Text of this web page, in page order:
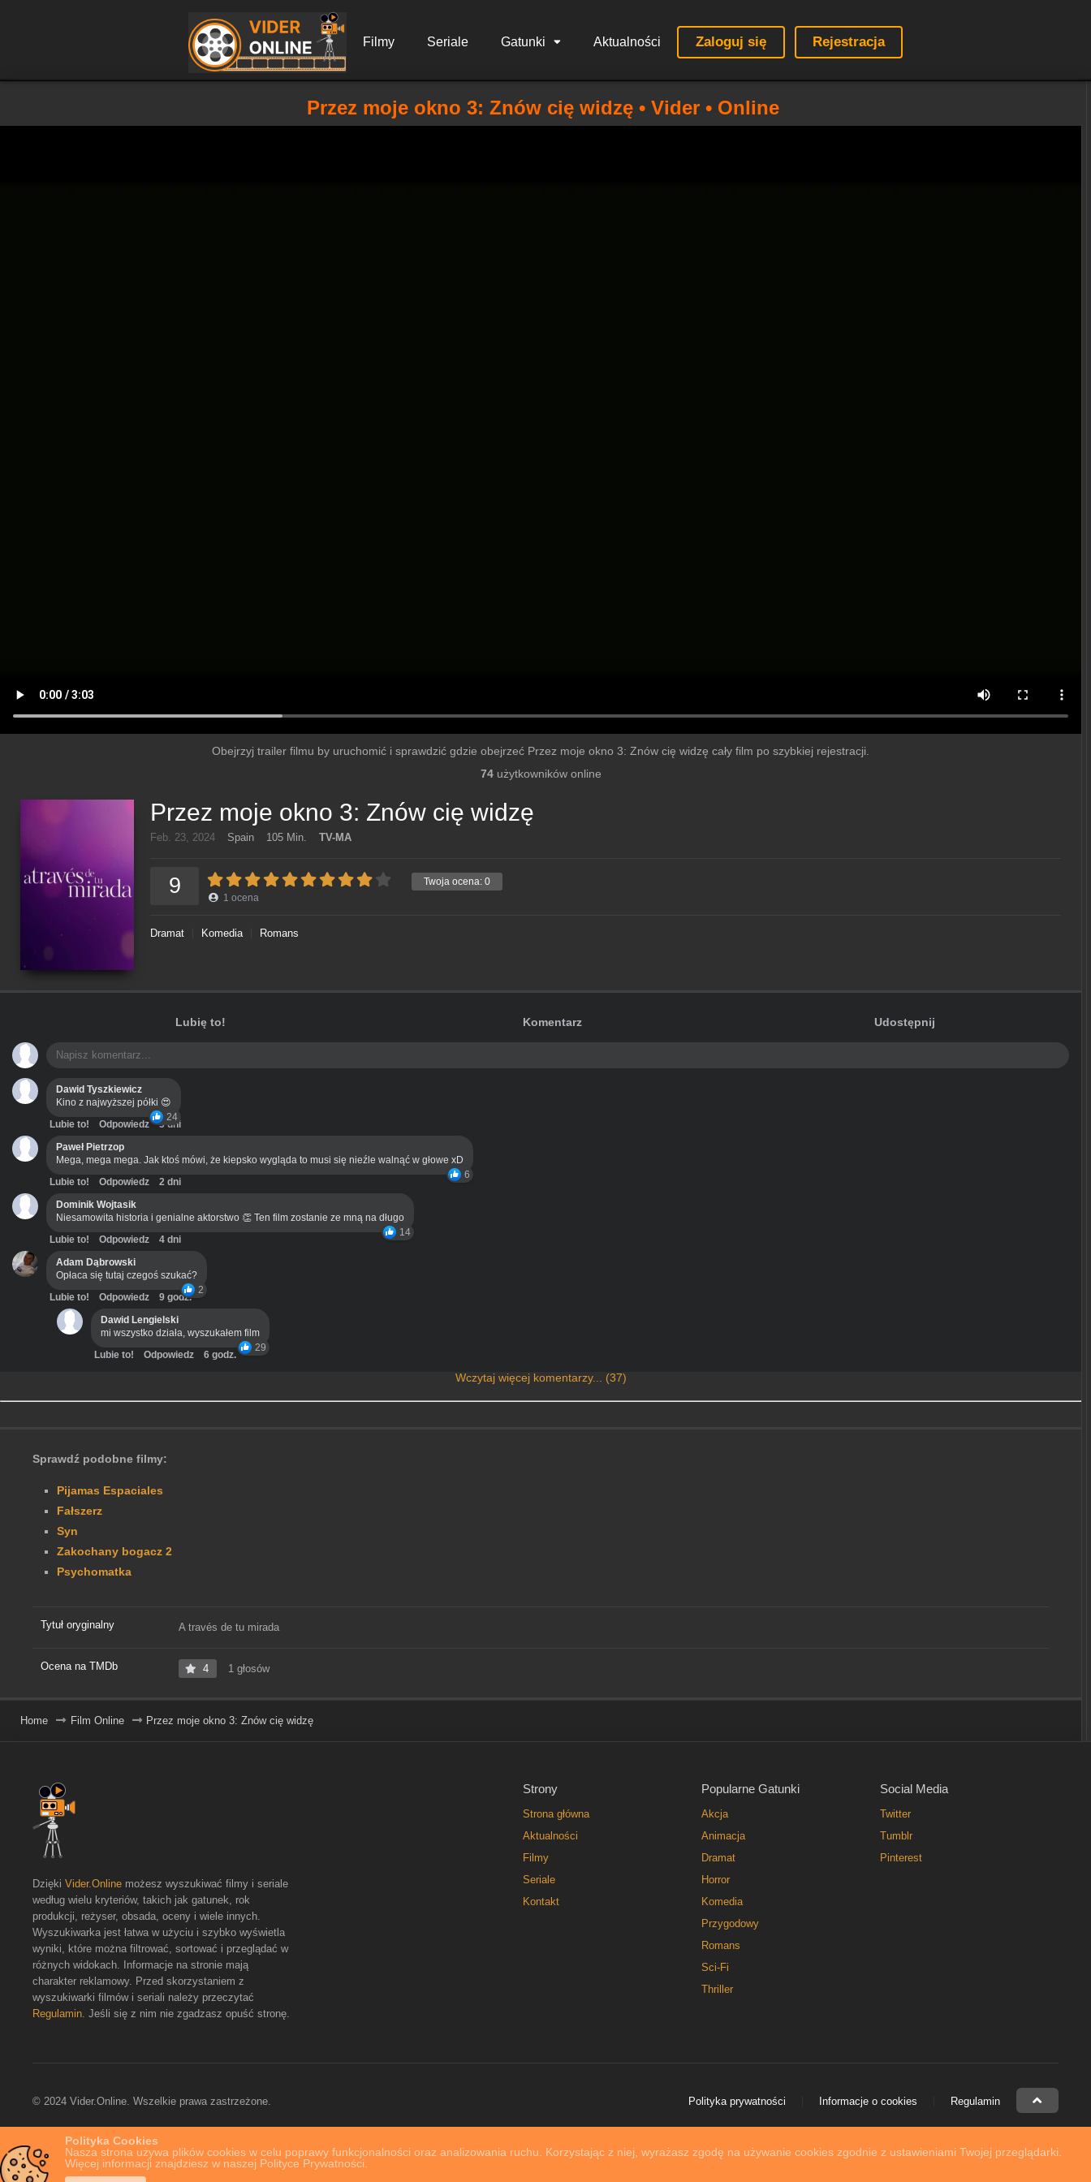
Filmy Seriale Gatunki Aktualności Zaloguj się Rejestracja
Polityka Cookies
Nasza strona używa plików cookies w celu poprawy funkcjonalności oraz analizowania ruchu. Korzystając z niej, wyrażasz zgodę na używanie cookies zgodnie z ustawieniami Twojej przeglądarki.
Więcej informacji znajdziesz w naszej Polityce Prywatności.
Przez moje okno 3: Znów cię widzę • Vider • Online
Obejrzyj trailer filmu by uruchomić i sprawdzić gdzie obejrzeć Przez moje okno 3: Znów cię widzę cały film po szybkiej rejestracji.
74użytkowników online
Przez moje okno 3: Znów cię widzę
Feb. 23, 2024 Spain 105 Min. TV-MA
Twoja ocena: 0
9 1 ocena
Dramat Komedia Romans
Lubię to! Komentarz Udostępnij
Dawid Tyszkiewicz
Kino z najwyższej półki 😍
24
Lubie to! Odpowiedz
3 dni
Paweł Pietrzop
Mega, mega mega. Jak ktoś mówi, że kiepsko wygląda to musi się nieźle walnąć w głowe xD
6
Lubie to! Odpowiedz
2 dni
Dominik Wojtasik
Niesamowita historia i genialne aktorstwo 👏 Ten film zostanie ze mną na długo
14
Lubie to! Odpowiedz
4 dni
Adam Dąbrowski
Opłaca się tutaj czegoś szukać?
2
Lubie to! Odpowiedz
9 godz.
Dawid Lengielski
mi wszystko działa, wyszukałem film
29
Lubie to! Odpowiedz 6 godz.
Wczytaj więcej komentarzy... (37)
Sprawdź podobne filmy:
Pijamas Espaciales
Fałszerz
Syn
Zakochany bogacz 2
Psychomatka
Tytuł oryginalny A través de tu mirada
Ocena na TMDb 4 1 głosów
Home Film Online Przez moje okno 3: Znów cię widzę
Strony
Strona główna
Aktualności
Filmy
Seriale
Kontakt
Popularne Gatunki
Akcja
Animacja
Dramat
Horror
Komedia
Przygodowy
Romans
Sci-Fi
Thriller
Social Media
Twitter
Tumblr
Pinterest
Dzięki Vider.Online możesz wyszukiwać filmy i seriale
według wielu kryteriów, takich jak gatunek, rok
produkcji, reżyser, obsada, oceny i wiele innych.
Wyszukiwarka jest łatwa w użyciu i szybko wyświetla
wyniki, które można filtrować, sortować i przeglądać w
różnych widokach. Informacje na stronie mają
charakter reklamowy. Przed skorzystaniem z
wyszukiwarki filmów i seriali należy przeczytać
Regulamin. Jeśli się z nim nie zgadzasz opuść stronę.
© 2024 Vider.Online. Wszelkie prawa zastrzeżone. Polityka prywatności Informacje o cookies Regulamin